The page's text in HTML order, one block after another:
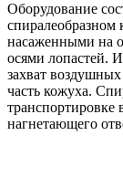
Оборудование
спиралеобразном
насаженными на
осями лопастей.
захват
часть кожуха.
транспортировке
нагнетающего